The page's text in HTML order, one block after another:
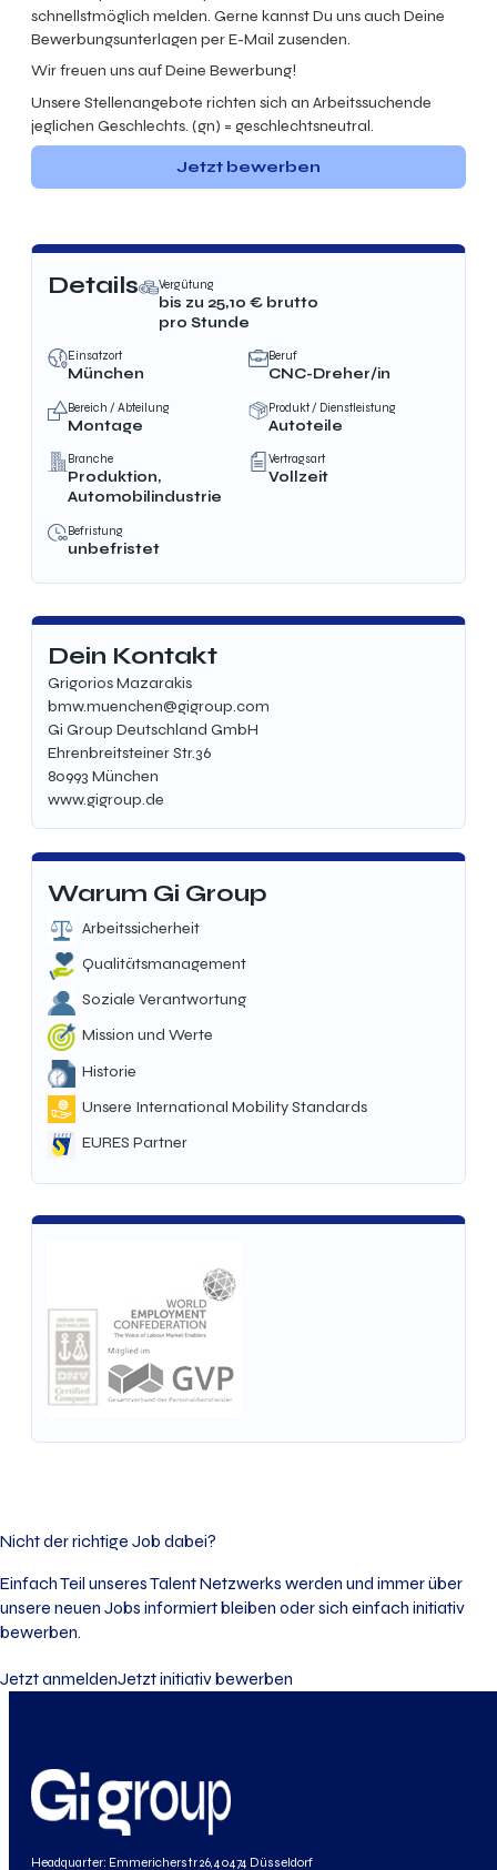
schnellstmöglich melden. Gerne kannst Du uns auch Deine
Bewerbungsunterlagen per E-Mail zusenden.
Wir freuen uns auf Deine Bewerbung!
Unsere Stellenangebote richten sich an Arbeitssuchende
jeglichen Geschlechts. (gn) = geschlechtsneutral.
Jetzt bewerben
Details Vergütung
bis zu 25,10 € brutto
pro Stunde
Einsatzort
München
Beruf
CNC-Dreher/in
Bereich / Abteilung
Montage
Produkt / Dienstleistung
Autoteile
Branche
Produktion,
Automobilindustrie
Vertragsart
Vollzeit
Befristung
unbefristet
Dein Kontakt
Grigorios Mazarakis
bmw.muenchen@gigroup.com
Gi Group Deutschland GmbH
Ehrenbreitsteiner Str.36
80993 München
www.gigroup.de
Warum Gi Group
Arbeitssicherheit
Qualitätsmanagement
Soziale Verantwortung
Mission und Werte
Historie
Unsere International Mobility Standards
EURES Partner
Nicht der richtige Job dabei?
Einfach Teil unseres Talent Netzwerks werden und immer über
unsere neuen Jobs informiert bleiben oder sich einfach initiativ
bewerben.
Jetzt anmeldenJetzt initiativ bewerben
Headquarter: Emmericherstr 26, 40474 Düsseldorf